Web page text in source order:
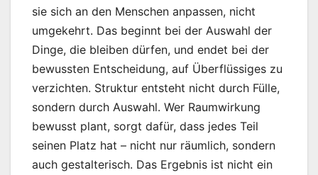
sie sich an den Menschen anpassen, nicht
umgekehrt. Das beginnt bei der Auswahl der
Dinge, die bleiben dürfen, und endet bei der
bewussten Entscheidung, auf Überflüssiges zu
verzichten. Struktur entsteht nicht durch Fülle,
sondern durch Auswahl. Wer Raumwirkung
bewusst plant, sorgt dafür, dass jedes Teil
seinen Platz hat – nicht nur räumlich, sondern
auch gestalterisch. Das Ergebnis ist nicht ein